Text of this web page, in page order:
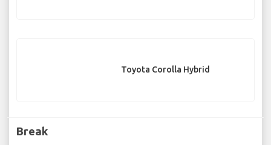
Toyota Corolla Hybrid
Break